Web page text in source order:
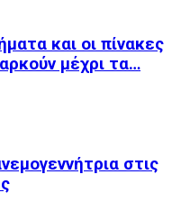
και οι πίνακες
μέχρι τα…
στις